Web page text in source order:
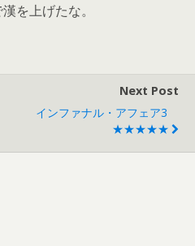
を上げたな。
Next Post
インファナル・アフェア3
★★★★★